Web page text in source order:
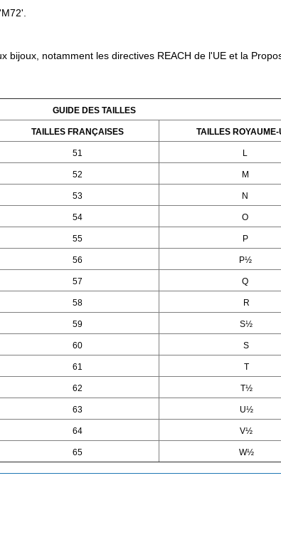
notamment les directives REACH de l'UE et la
GUIDE DES TAILLES
TAILLES FRANÇAISES TAILLES ROYAUME-
51 L
52 M
53 N
54 O
55 P
56 P½
57 Q
58 R
59 S½
60 S
61 T
62 T½
63 U½
64 V½
65 W½